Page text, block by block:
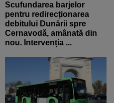
Scufundarea barjelor
pentru redirecționarea
debitului Dunării spre
Cernavodă, amânată din
nou. Intervenția ...